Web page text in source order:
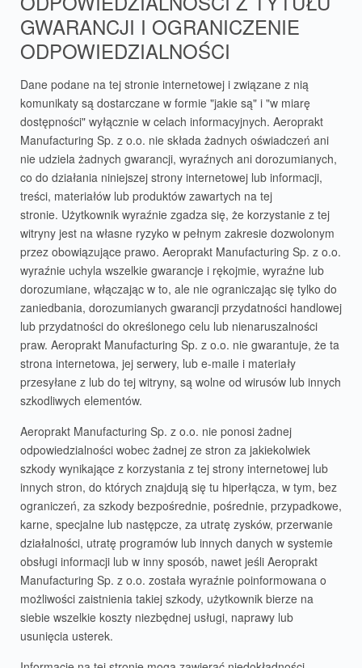
GWARANCJI I OGRANICZENIE
ODPOWIEDZIALNOŚCI
Dane podane na tej stronie internetowej i związane z nią
komunikaty są dostarczane w formie "jakie są" i "w miarę
dostępności" wyłącznie w celach informacyjnych. Aeroprakt
Manufacturing Sp. z o.o. nie składa żadnych oświadczeń ani
nie udziela żadnych gwarancji, wyraźnych ani dorozumianych,
co do działania niniejszej strony internetowej lub informacji,
treści, materiałów lub produktów zawartych na tej
stronie. Użytkownik wyraźnie zgadza się, że korzystanie z tej
witryny jest na własne ryzyko w pełnym zakresie dozwolonym
przez obowiązujące prawo. Aeroprakt Manufacturing Sp. z o.o.
wyraźnie uchyla wszelkie gwarancje i rękojmie, wyraźne lub
dorozumiane, włączając w to, ale nie ograniczając się tylko do
zaniedbania, dorozumianych gwarancji przydatności handlowej
lub przydatności do określonego celu lub nienaruszalności
praw. Aeroprakt Manufacturing Sp. z o.o. nie gwarantuje, że ta
strona internetowa, jej serwery, lub e-maile i materiały
przesyłane z lub do tej witryny, są wolne od wirusów lub innych
szkodliwych elementów.
Aeroprakt Manufacturing Sp. z o.o. nie ponosi żadnej
odpowiedzialności wobec żadnej ze stron za jakiekolwiek
szkody wynikające z korzystania z tej strony internetowej lub
innych stron, do których znajdują się tu hiperłącza, w tym, bez
ograniczeń, za szkody bezpośrednie, pośrednie, przypadkowe,
karne, specjalne lub następcze, za utratę zysków, przerwanie
działalności, utratę programów lub innych danych w systemie
obsługi informacji lub w inny sposób, nawet jeśli Aeroprakt
Manufacturing Sp. z o.o. została wyraźnie poinformowana o
możliwości zaistnienia takiej szkody, użytkownik bierze na
siebie wszelkie koszty niezbędnej usługi, naprawy lub
usunięcia usterek.